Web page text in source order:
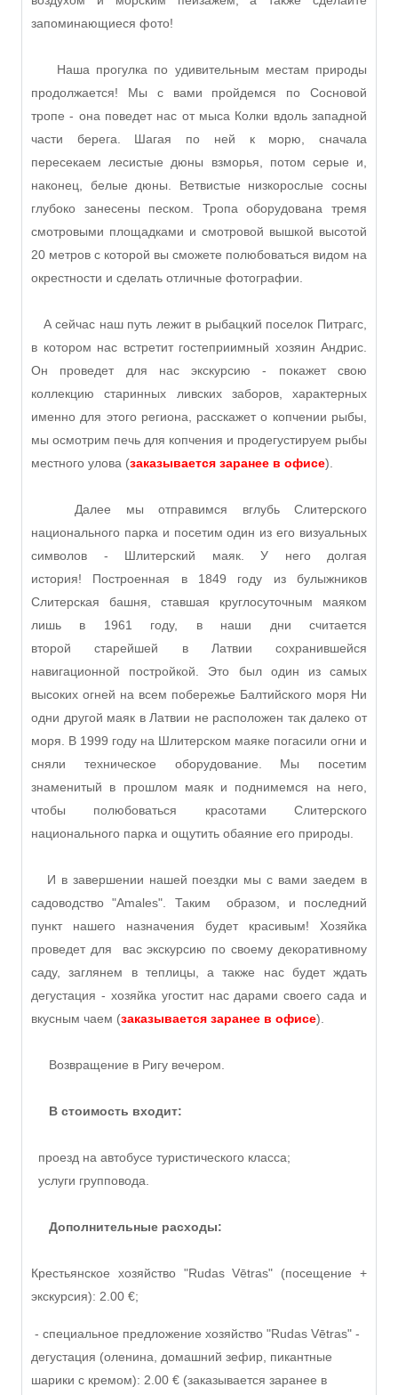
запоминающиеся фото!
Наша прогулка по удивительным местам природы
продолжается! Мы с вами пройдемся по Сосновой
тропе - она поведет нас от мыса Колки вдоль западной
части берега. Шагая по ней к морю, сначала
пересекаем лесистые дюны взморья, потом серые и,
наконец, белые дюны. Ветвистые низкорослые сосны
глубоко занесены песком. Тропа оборудована тремя
смотровыми площадками и смотровой вышкой высотой
20 метров с которой вы сможете полюбоваться видом на
окрестности и сделать отличные фотографии.
А сейчас наш путь лежит в рыбацкий поселок Питрагс,
в котором нас встретит гостеприимный хозяин Андрис.
Он проведет для нас экскурсию - покажет свою
коллекцию старинных ливских заборов, характерных
именно для этого региона, расскажет о копчении рыбы,
мы осмотрим печь для копчения и продегустируем рыбы
местного улова (заказывается заранее в офисе).
Далее мы отправимся вглубь Слитерского
национального парка и посетим один из его визуальных
символов - Шлитерский маяк. У него долгая
история! Построенная в 1849 году из булыжников
Слитерская башня, ставшая круглосуточным маяком
лишь в 1961 году, в наши дни считается
второй старейшей в Латвии сохранившейся
навигационной постройкой. Это был один из самых
высоких огней на всем побережье Балтийского моря Ни
одни другой маяк в Латвии не расположен так далеко от
моря. В 1999 году на Шлитерском маяке погасили огни и
сняли техническое оборудование. Мы посетим
знаменитый в прошлом маяк и поднимемся на него,
чтобы полюбоваться красотами Слитерского
национального парка и ощутить обаяние его природы.
И в завершении нашей поездки мы с вами заедем в
садоводство "Amales". Таким образом, и последний
пункт нашего назначения будет красивым! Хозяйка
проведет для вас экскурсию по своему декоративному
саду, заглянем в теплицы, а также нас будет ждать
дегустация - хозяйка угостит нас дарами своего сада и
вкусным чаем (заказывается заранее в офисе).
Возвращение в Ригу вечером.
В стоимость входит:
проезд на автобусе туристического класса;
услуги групповода.
Дополнительные расходы:
Крестьянское хозяйство "Rudas Vētras" (посещение +
экскурсия): 2.00 €;
- специальное предложение хозяйство "Rudas Vētras" -
дегустация (оленина, домашний зефир, пикантные
шарики с кремом): 2.00 € (заказывается заранее в